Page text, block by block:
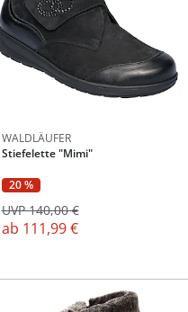
WALDLÄUFER
Stiefelette "Mimi"
20 %
ab 111,99 €
UVP 140,00 €